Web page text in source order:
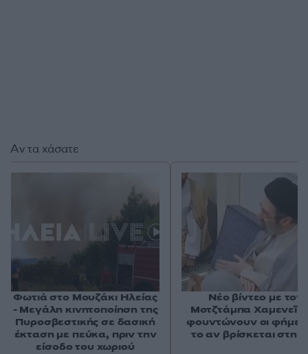
Αν τα χάσατε
Φωτιά στο Μουζάκι Ηλείας
- Μεγάλη κινητοποίηση της
Πυροσβεστικής σε δασική
έκταση με πεύκα, πριν την
είσοδο του χωριού
Νέο βίντεο με τον
Μοτζτάμπα Χαμενεΐ
φουντώνουν οι φήμες
το αν βρίσκεται στη